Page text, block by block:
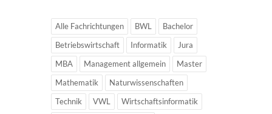
Alle Fachrichtungen BWL
Bachelor
Betriebswirtschaft
Informatik
Jura
MBA
Management allgemein
Master
Mathematik
Naturwissenschaften
Technik
VWL
Wirtschaftsinformatik